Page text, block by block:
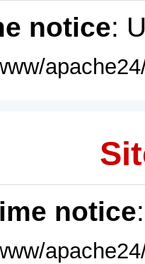
notice:
notice